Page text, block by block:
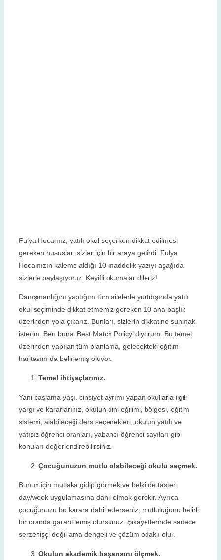
Fulya Hocamız, yatılı okul seçerken dikkat edilmesi
gereken hususları sizler için bir araya getirdi. Fulya
Hocamızın kaleme aldığı 10 maddelik yazıyı aşağıda
sizlerle paylaşıyoruz. Keyifli okumalar dileriz!
Danışmanlığını yaptığım tüm ailelerle yurtdışında yatılı
okul seçiminde dikkat etmemiz gereken 10 ana başlık
üzerinden yola çıkarız. Bunları, sizlerin dikkatine sunmak
isterim. Ben buna ‘Best Match Policy’ diyorum. Bu temel
üzerinden yapılan tüm planlama, gelecekteki eğitim
haritasını da belirlemiş oluyor.
Temel ihtiyaçlarınız.
Yani başlama yaşı, cinsiyet ayrımı yapan okullarla ilgili
yargı ve kararlarınız, okulun dini eğilimi, bölgesi, eğitim
sistemi, alabileceği ders seçenekleri, okulun yatılı ve
yatısız öğrenci oranları, yabancı öğrenci sayıları gibi
konuları değerlendirebilirsiniz.
Çocuğunuzun mutlu olabileceği okulu seçmek.
Bunun için mutlaka gidip görmek ve belki de taster
day/week uygulamasına dahil olmak gerekir. Ayrıca
çocuğunuzu bu karara dahil ederseniz, mutluluğunu belirli
bir oranda garantilemiş olursunuz. Şikâyetlerinde sadece
serzenişçi değil ama dengeli ve çözüm odaklı olur.
Okulun akademik başarısını ölçmek.